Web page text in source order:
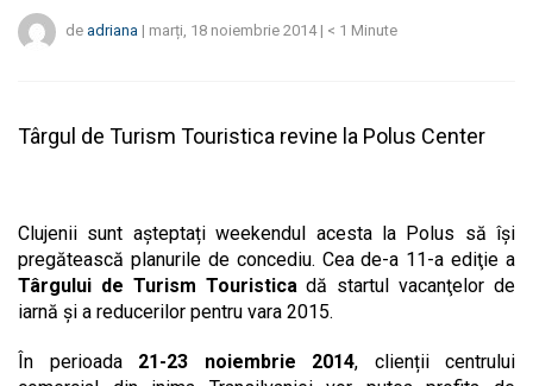
de adriana | marți, 18 noiembrie 2014| < 1 Minute
Târgul de Turism Touristica revine la Polus Center
Clujenii sunt așteptați weekendul acesta la Polus să își
pregătească planurile de concediu. Cea de-a 11-a ediţie a
Târgului de Turism Touristicadă startul vacanţelor de
iarnă și a reducerilor pentru vara 2015.
În perioada21-23 noiembrie 2014, clienții centrului